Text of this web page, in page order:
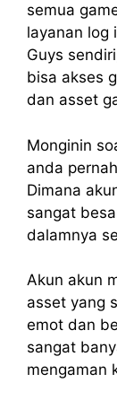
semua
layanan log
Guys
bisa akses
dan asset
Monginin
anda
Dimana
sangat
dalamnya
Akun akun
asset yang
emot dan
sangat
mengaman